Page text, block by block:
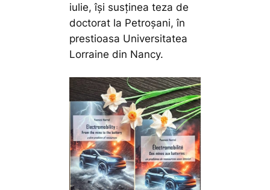
iulie, își susținea teza de
doctorat la Petroșani, în
prestioasa Universitatea
Lorraine din Nancy.